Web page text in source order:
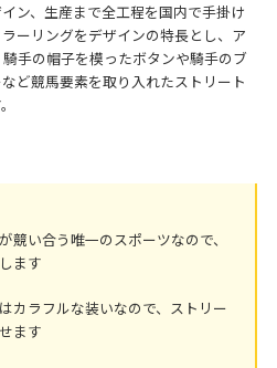
ン、生産まで全工程を国内で手掛け
ーリングをデザインの特長とし、ア
手の帽子を模ったボタンや騎手のブ
ど競馬要素を取り入れたストリート
競い合う唯一のスポーツなので、
ます
カラフルな装いなので、ストリー
ます